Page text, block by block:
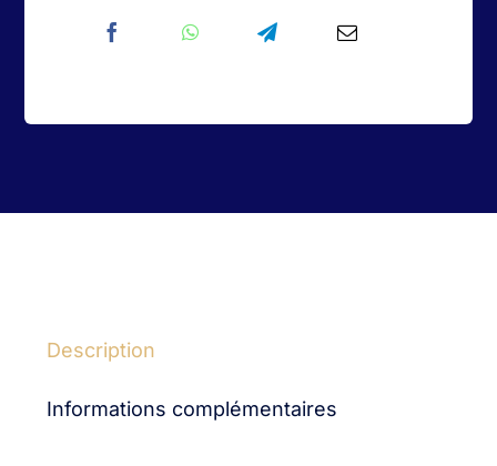
Améthyste
Description
Informations complémentaires